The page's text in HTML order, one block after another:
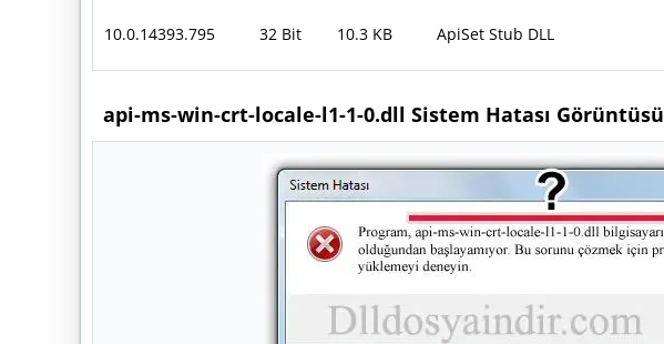
10.0.14393.795 32 Bit 10.3 KB ApiSet Stub DLL
api-ms-win-crt-locale-l1-1-0.dll Sistem Hatası Görüntüsü